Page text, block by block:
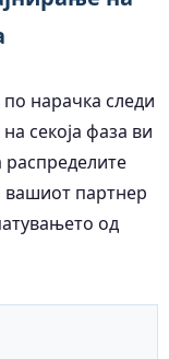
нарачка следи
секоја фаза ви
распределите
вашиот партнер
од